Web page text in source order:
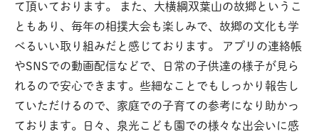
て頂いております。 また、大横綱双葉山の故郷というこ
ともあり、毎年の相撲大会も楽しみで、故郷の文化も学
べるいい取り組みだと感じております。 アプリの連絡帳
やSNSでの動画配信などで、日常の子供達の様子が見ら
れるので安心できます。些細なことでもしっかり報告し
ていただけるので、家庭での子育ての参考になり助かっ
ております。日々、泉光こども園での様々な出会いに感